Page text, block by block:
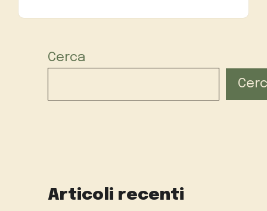
Cerca
Articoli recenti